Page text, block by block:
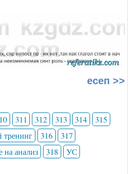
есеп >>
311 312 313 314
315
тренинг 316
317
на анализ 318
УС